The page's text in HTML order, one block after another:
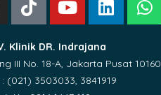
Klinik DR. Indrajana
III No. 18-A, Jakarta Pusat 10160
(021) 3503033, 3841919